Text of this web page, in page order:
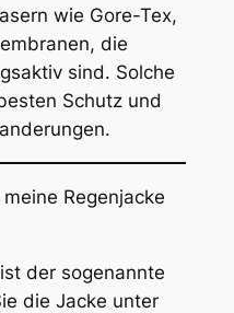
wie Gore-Tex,
die
sind. Solche
Schutz und
Regenjacke
der sogenannte
die Jacke unter